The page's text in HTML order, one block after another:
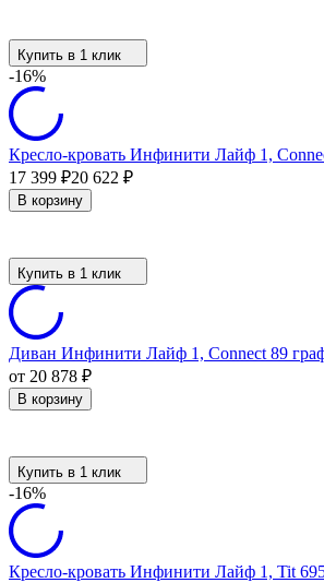
Купить в 1 клик
-16%
Кресло-кровать Инфинити Лайф 1,
17 399 ₽20 622 ₽
В корзину
Купить в 1 клик
Диван Инфинити Лайф 1, Connect 89
от 20 878 ₽
В корзину
Купить в 1 клик
-16%
Кресло-кровать Инфинити Лайф 1, Tit